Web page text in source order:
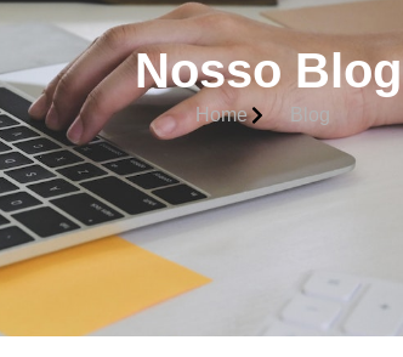
Nosso Blog
Home Blog